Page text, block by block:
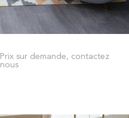
Prix sur demande, contactez
nous